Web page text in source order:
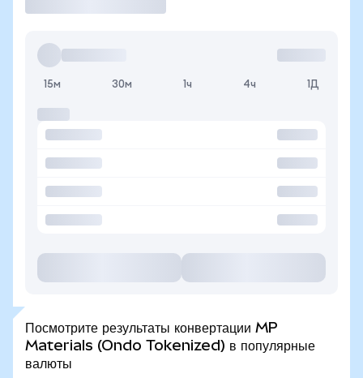
15м 30м 1ч 4ч 1Д
Посмотрите результаты конвертации MP
Materials (Ondo Tokenized) в популярные
валюты